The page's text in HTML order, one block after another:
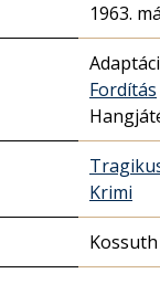
1963.
Fordítás
Krimi
Kossuth